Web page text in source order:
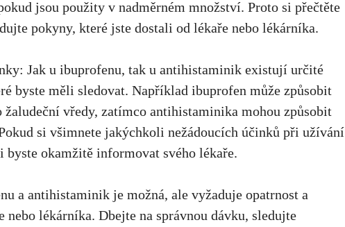
jsou použity v nadměrném množství. Proto si přečtěte
pokyny, které jste dostali od lékaře nebo lékárníka.
Jak u ibuprofenu, tak u antihistaminik existují určité
byste měli ‌sledovat. Například ibuprofen může ⁢způsobit
žaludeční vředy, ⁢zatímco ⁣antihistaminika mohou způsobit⁤
si všimnete jakýchkoli nežádoucích účinků při užívání
okamžitě⁣ informovat svého lékaře.
a ​antihistaminik​ je možná, ‌ale vyžaduje⁣ opatrnost a
nebo lékárníka. Dbejte‌ na správnou dávku, sledujte